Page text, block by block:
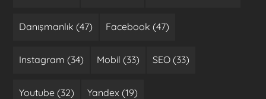
Danışmanlık (47) Facebook (47)
Instagram (34) Mobil (33) SEO (33)
Youtube (32) Yandex (19)